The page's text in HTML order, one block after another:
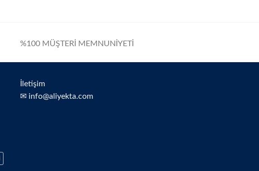
%100 MÜŞTERİ MEMNUNİYETİ
İletişim
✉ info@aliyekta.com